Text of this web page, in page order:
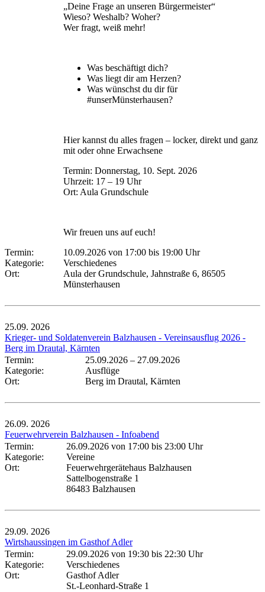
„Deine Frage an unseren Bürgermeister“
Wieso? Weshalb? Woher?
Wer fragt, weiß mehr!
Was beschäftigt dich?
Was liegt dir am Herzen?
Was wünschst du dir für
#unserMünsterhausen?
Hier kannst du alles fragen – locker, direkt und ganz
mit oder ohne Erwachsene
Termin: Donnerstag, 10. Sept. 2026
Uhrzeit: 17 – 19 Uhr
Ort: Aula Grundschule
Wir freuen uns auf euch!
Termin:
10.09.2026 von 17:00 bis 19:00 Uhr
Kategorie:
Verschiedenes
Ort:
Aula der Grundschule, Jahnstraße 6, 86505
Münsterhausen
25.09. 2026
Krieger- und Soldatenverein Balzhausen - Vereinsausflug 2026 -
Berg im Drautal, Kärnten
Termin:
25.09.2026 – 27.09.2026
Kategorie:
Ausflüge
Ort:
Berg im Drautal, Kärnten
26.09. 2026
Feuerwehrverein Balzhausen - Infoabend
Termin:
26.09.2026 von 17:00 bis 23:00 Uhr
Kategorie:
Vereine
Ort:
Feuerwehrgerätehaus Balzhausen
Sattelbogenstraße 1
86483 Balzhausen
29.09. 2026
Wirtshaussingen im Gasthof Adler
Termin:
29.09.2026 von 19:30 bis 22:30 Uhr
Kategorie:
Verschiedenes
Ort:
Gasthof Adler
St.-Leonhard-Straße 1